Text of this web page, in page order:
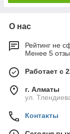
О нас
Рейтинг не
Менее 5
Работает с
г. Алматы
ул.
Контакты